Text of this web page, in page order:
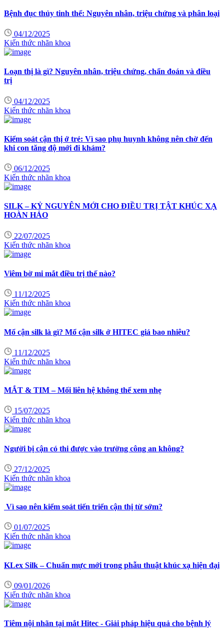
Bệnh đục thủy tinh thể: Nguyên nhân, triệu chứng và phân loại
04/12/2025
Kiến thức nhãn khoa
Loạn thị là gì? Nguyên nhân, triệu chứng, chẩn đoán và điều
trị
04/12/2025
Kiến thức nhãn khoa
Kiểm soát cận thị ở trẻ: Vì sao phụ huynh không nên chờ đến
khi con tăng độ mới đi khám?
06/12/2025
Kiến thức nhãn khoa
SILK – KỶ NGUYÊN MỚI CHO ĐIỀU TRỊ TẬT KHÚC XẠ
HOÀN HẢO
22/07/2025
Kiến thức nhãn khoa
Viêm bờ mi mắt điều trị thế nào?
11/12/2025
Kiến thức nhãn khoa
Mổ cận silk là gì? Mổ cận silk ở HITEC giá bao nhiêu?
11/12/2025
Kiến thức nhãn khoa
MẮT & TIM – Mối liên hệ không thể xem nhẹ
15/07/2025
Kiến thức nhãn khoa
Người bị cận có thi được vào trường công an không?
27/12/2025
Kiến thức nhãn khoa
Vì sao nên kiểm soát tiến triển cận thị từ sớm?
01/07/2025
Kiến thức nhãn khoa
KLex Silk – Chuẩn mực mới trong phẫu thuật khúc xạ hiện đại
09/01/2026
Kiến thức nhãn khoa
Tiêm nội nhãn tại mắt Hitec - Giải pháp hiệu quả cho bệnh lý